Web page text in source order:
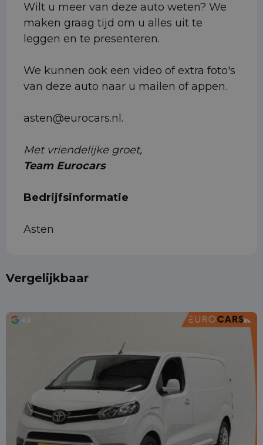
Wilt u meer van deze auto weten? We
maken graag tijd om u alles uit te
leggen en te presenteren.
We kunnen ook een video of extra foto's
van deze auto naar u mailen of appen.
asten@eurocars.nl.
Met vriendelijke groet,
Team Eurocars
Bedrijfsinformatie
Asten
Vergelijkbaar